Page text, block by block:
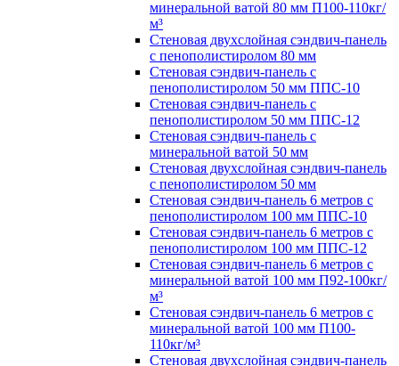
минеральной ватой 80 мм П100-110кг/
м³
Стеновая двухслойная сэндвич-панель
с пенополистиролом 80 мм
Стеновая сэндвич-панель с
пенополистиролом 50 мм ППС-10
Стеновая сэндвич-панель с
пенополистиролом 50 мм ППС-12
Стеновая сэндвич-панель с
минеральной ватой 50 мм
Стеновая двухслойная сэндвич-панель
с пенополистиролом 50 мм
Стеновая сэндвич-панель 6 метров с
пенополистиролом 100 мм ППС-10
Стеновая сэндвич-панель 6 метров с
пенополистиролом 100 мм ППС-12
Стеновая сэндвич-панель 6 метров с
минеральной ватой 100 мм П92-100кг/
м³
Стеновая сэндвич-панель 6 метров с
минеральной ватой 100 мм П100-
110кг/м³
Стеновая двухслойная сэндвич-панель